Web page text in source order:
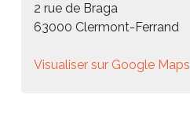
2 rue de Braga
63000 Clermont-Ferrand
Visualiser sur Google Maps